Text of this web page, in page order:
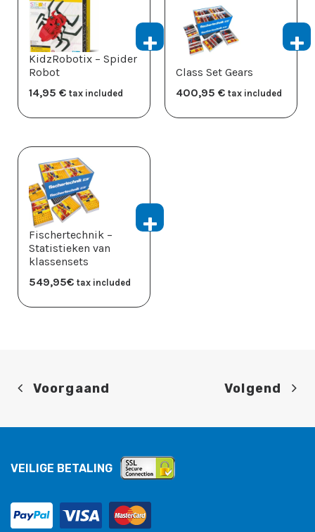
KidzRobotix – Spider
Robot
14,95 ​€ tax included
Class Set Gears
400,95 ​€ tax included
Fischertechnik –
Statistieken van
klassensets
549,95​€ tax included
Voorgaand Volgend
VEILIGE BETALING